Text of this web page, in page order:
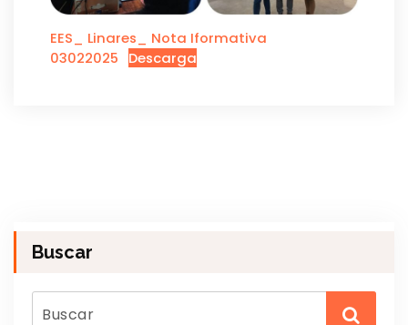
EES_ Linares_ Nota Iformativa
03022025
Descarga
Buscar